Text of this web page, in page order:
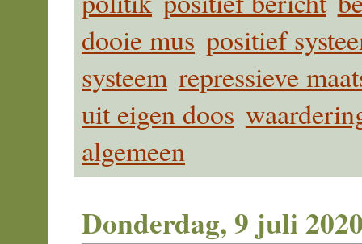
dooie mus positief
systeem repressieve
uit eigen doos
algemeen
Donderdag, 9 juli